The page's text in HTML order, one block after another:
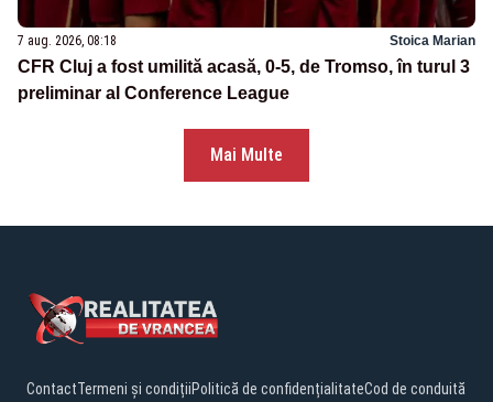
7 aug. 2026, 08:18 Stoica Marian
CFR Cluj a fost umilită acasă, 0-5, de Tromso, în turul 3
preliminar al Conference League
Mai Multe
ContactTermeni și condițiiPolitică de confidențialitateCod de conduită